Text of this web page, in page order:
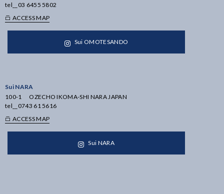
tel__ 03 6455 5802
ACCESS MAP
Sui OMOTESANDO
Sui NARA
100-1 OZECHO IKOMA-SHI NARA JAPAN
tel__ 0743 61 5616
ACCESS MAP
Sui NARA